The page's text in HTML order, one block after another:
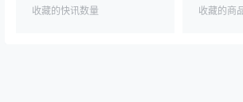
收藏的快讯数量 收藏的商